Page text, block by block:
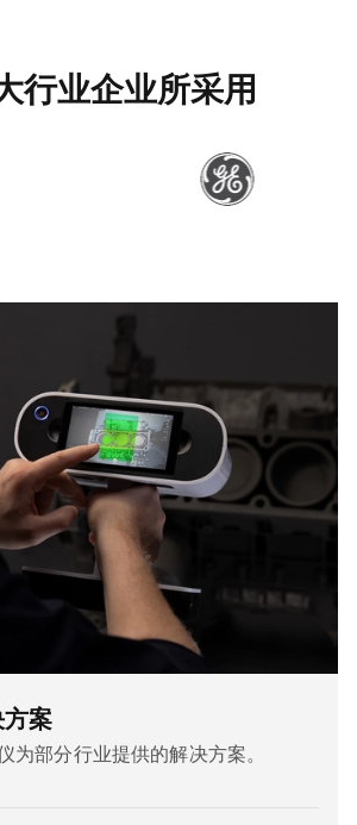
行业企业所采用
案
为部分行业提供的解决方案。